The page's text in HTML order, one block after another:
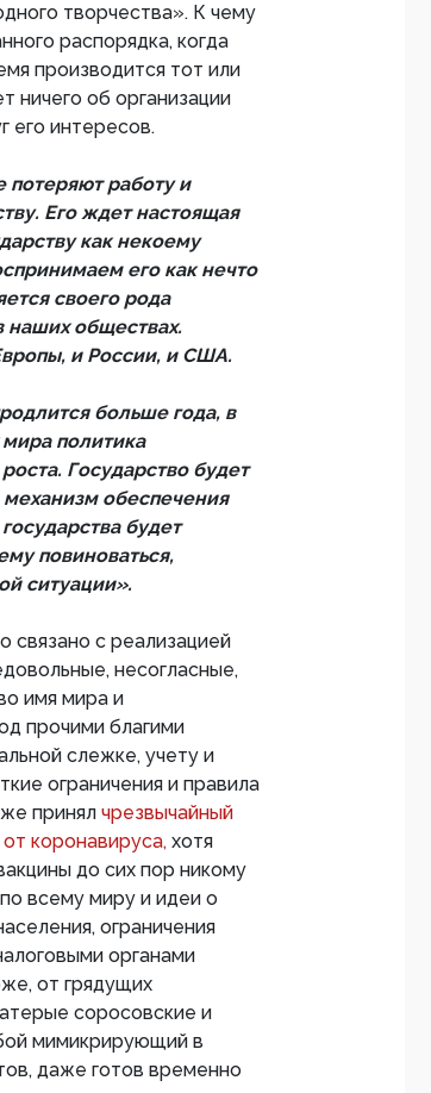
творчества». К чему
распорядка, когда
производится тот или
ничего об организации
его интересов.
работу и
Его ждет настоящая
как некоему
его как нечто
своего рода
наших обществах.
и России, и США.
больше года, в
политика
Государство будет
механизм обеспечения
будет
повиноваться,
ситуации».
связано с реализацией
несогласные,
имя мира и
прочими благими
слежке, учету и
ограничения и правила
принял чрезвычайный
коронавируса, хотя
до сих пор никому
всему миру и идеи о
ограничения
органами
от грядущих
соросовские и
мимикрирующий в
даже готов временно